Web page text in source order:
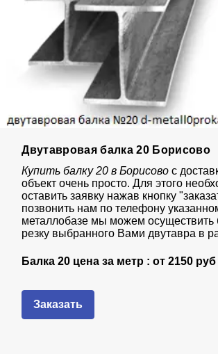
Двутавровая балка 20 Борисово
Купить балку 20 в Борисовос
объект очень просто. Для этого
оставить заявку нажав кнопку
позвонить нам по телефону
металлобазе мы можем осуществить
резку выбранного Вами двутавра в
Балка 20 цена за метр : от2150 руб
Заказать